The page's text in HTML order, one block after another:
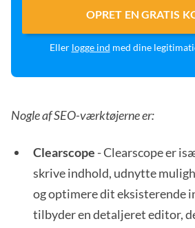
OPRET EN GRATIS
Eller logge ind med dine
Nogle af SEO-værktøjerne er:
Clearscope - Clearscope er
skrive indhold, udnytte
og optimere dit eksisterende
tilbyder en detaljeret editor,